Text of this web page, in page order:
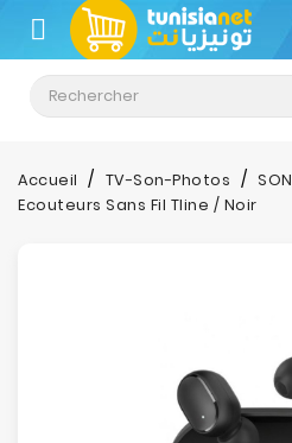
CATÉGORIE
Climatisation
Informatique
Accueil TV-Son-Photos SON
Ecouteurs Sans Fil Tline / Noir